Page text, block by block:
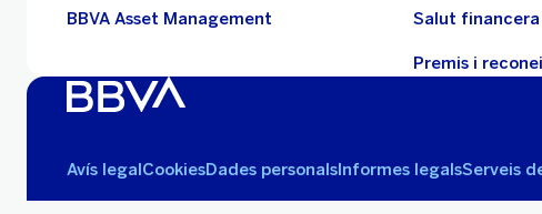
BBVA Asset Management Salut financera
Premis i
Avís legalCookiesDades personalsInformes legalsServeis